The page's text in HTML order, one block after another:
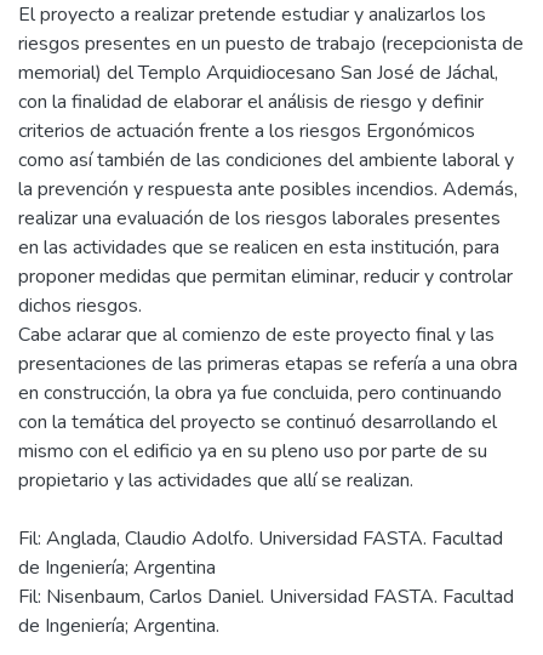
El proyecto a realizar pretende estudiar y analizarlos los
riesgos presentes en un puesto de trabajo (recepcionista de
memorial) del Templo Arquidiocesano San José de Jáchal,
con la finalidad de elaborar el análisis de riesgo y definir
criterios de actuación frente a los riesgos Ergonómicos
como así también de las condiciones del ambiente laboral y
la prevención y respuesta ante posibles incendios. Además,
realizar una evaluación de los riesgos laborales presentes
en las actividades que se realicen en esta institución, para
proponer medidas que permitan eliminar, reducir y controlar
dichos riesgos.
Cabe aclarar que al comienzo de este proyecto final y las
presentaciones de las primeras etapas se refería a una obra
en construcción, la obra ya fue concluida, pero continuando
con la temática del proyecto se continuó desarrollando el
mismo con el edificio ya en su pleno uso por parte de su
Fil: Anglada, Claudio Adolfo. Universidad FASTA. Facultad
de Ingeniería; Argentina
Fil: Nisenbaum, Carlos Daniel. Universidad FASTA. Facultad
de Ingeniería; Argentina.